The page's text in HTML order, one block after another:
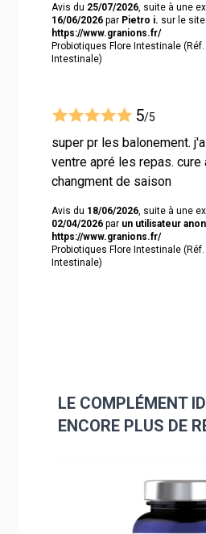
Avis du 25/07/2026 , suite à une
16/06/2026 par Pietro i. sur le site
https://www.granions.fr/
Probiotiques Flore Intestinale
Intestinale)
5/5
super pr les balonement.
ventre apré les repas. cure
changment de saison
Avis du 18/06/2026 , suite à une
02/04/2026 par un utilisateur
https://www.granions.fr/
Probiotiques Flore Intestinale
Intestinale)
LE COMPLÉMENT
ENCORE PLUS DE